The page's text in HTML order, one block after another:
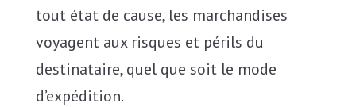
tout état de cause, les marchandises
voyagent aux risques et périls du
destinataire, quel que soit le mode
d’expédition.